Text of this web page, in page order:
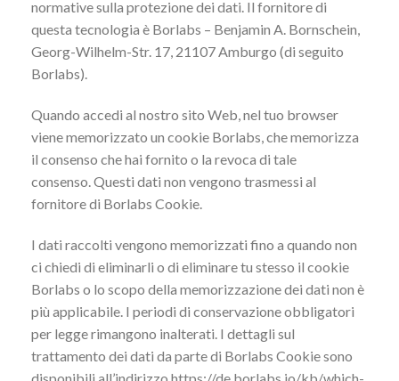
normative sulla protezione dei dati. Il fornitore di
questa tecnologia è Borlabs – Benjamin A. Bornschein,
Georg-Wilhelm-Str. 17, 21107 Amburgo (di seguito
Borlabs).
Quando accedi al nostro sito Web, nel tuo browser
viene memorizzato un cookie Borlabs, che memorizza
il consenso che hai fornito o la revoca di tale
consenso. Questi dati non vengono trasmessi al
fornitore di Borlabs Cookie.
I dati raccolti vengono memorizzati fino a quando non
ci chiedi di eliminarli o di eliminare tu stesso il cookie
Borlabs o lo scopo della memorizzazione dei dati non è
più applicabile. I periodi di conservazione obbligatori
per legge rimangono inalterati. I dettagli sul
trattamento dei dati da parte di Borlabs Cookie sono
disponibili all’indirizzo https://de.borlabs.io/kb/which-